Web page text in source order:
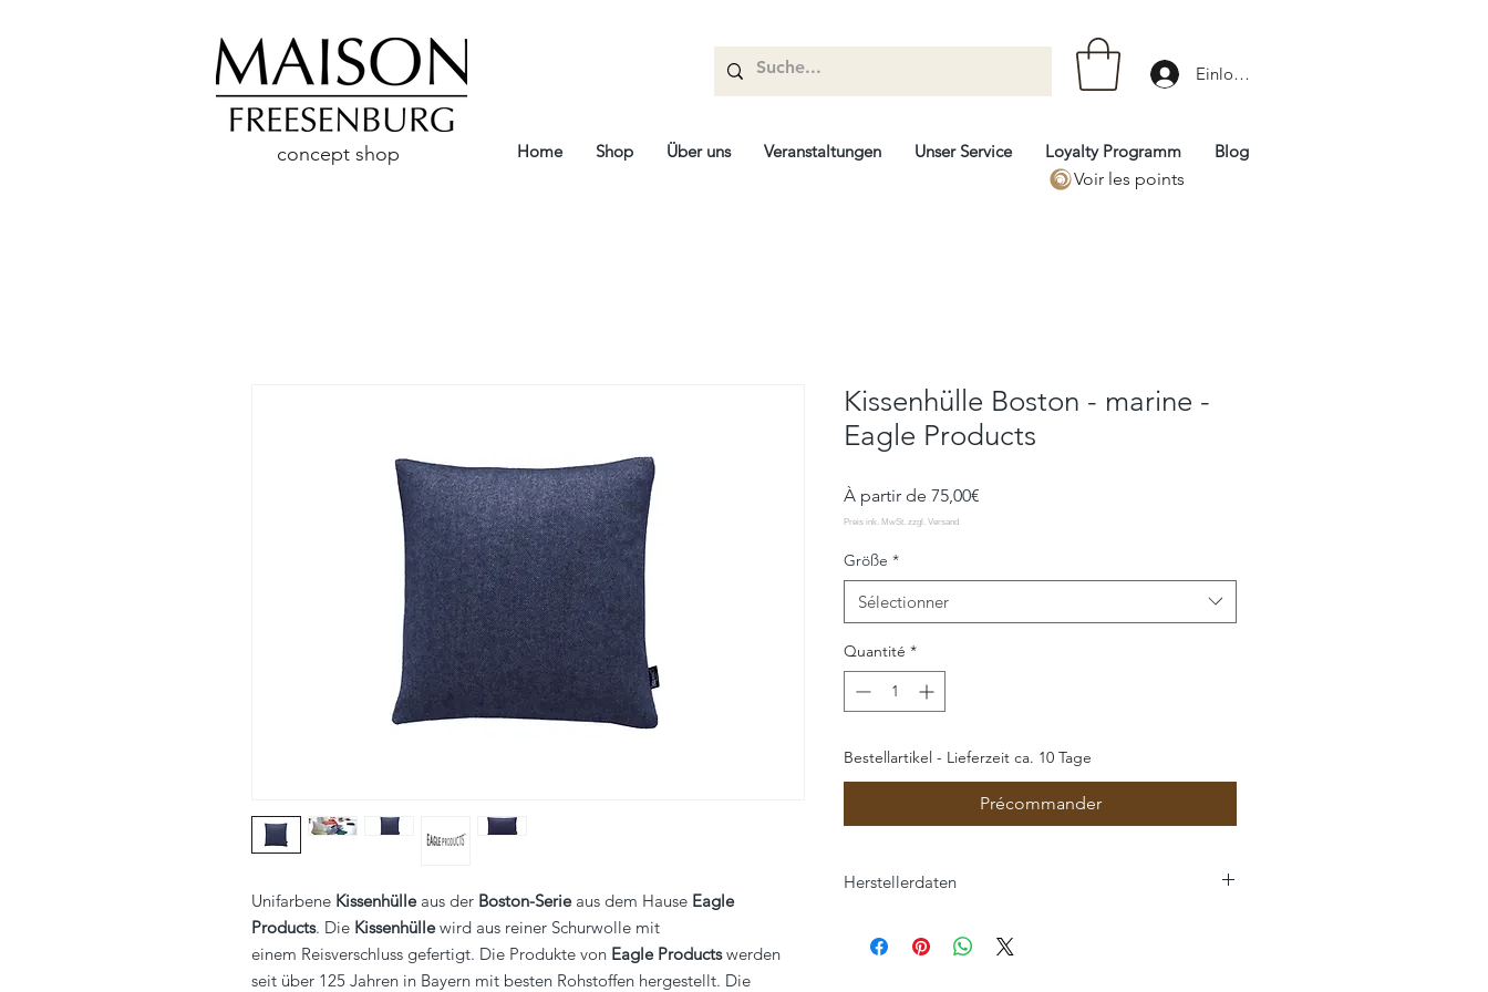
concept shop
Einloggen
Home Shop Über uns Veranstaltungen Unser Service Loyalty Programm
Blog
Voir les points
Unifarbene Kissenhülleaus der Boston-Serieaus dem Hause Eagle
Products. Die Kissenhüllewird aus reiner Schurwolle mit
einem Reisverschluss gefertigt. Die Produkte von Eagle Productswerden
seit über 125 Jahren in Bayern mit besten Rohstoffen hergestellt. Die
Kissenhülle Boston - marine -
Eagle Products
À partir de 75,00€
Größe *
Sélectionner
Quantité *
Bestellartikel - Lieferzeit ca. 10 Tage
Précommander
Herstellerdaten
Orleansstraße 16